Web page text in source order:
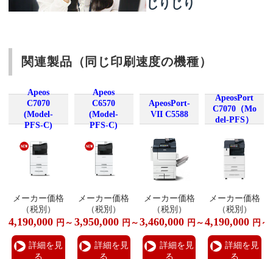
じりじり
関連製品（同じ印刷速度の機種）
Apeos
C7070
(Model-
PFS-C)
メーカー価格
（税別）
4,190,000 円～
詳細を見
る
Apeos
C6570
(Model-
PFS-C)
メーカー価格
（税別）
3,950,000 円～
詳細を見
る
ApeosPort-
VII C5588
メーカー価格
（税別）
3,460,000 円～
詳細を見
る
ApeosPort
C7070（Mo
del-PFS）
メーカー価格
（税別）
4,190,000 円～
詳細を見
る